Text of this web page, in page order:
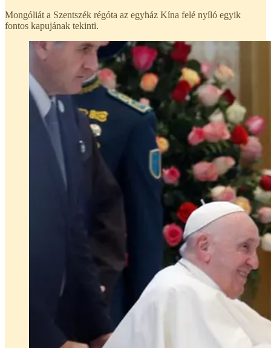
Mongóliát a Szentszék régóta az egyház Kína felé nyíló egyik
fontos kapujának tekinti.